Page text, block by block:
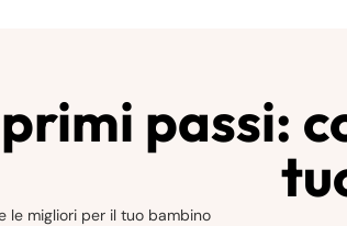
passi:
le migliori per il tuo bambino